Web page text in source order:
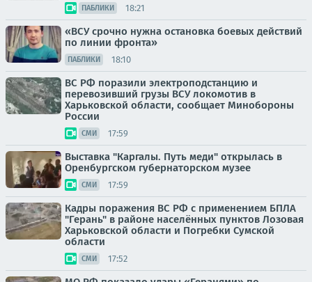
ПАБЛИКИ 18:21
«ВСУ срочно нужна остановка боевых действий
по линии фронта»
ПАБЛИКИ 18:10
ВС РФ поразили электроподстанцию и
перевозивший грузы ВСУ локомотив в
Харьковской области, сообщает Минобороны
России
СМИ 17:59
Выставка "Каргалы. Путь меди" открылась в
Оренбургском губернаторском музее
СМИ 17:59
Кадры поражения ВС РФ с применением БПЛА
"Герань" в районе населённых пунктов Лозовая
Харьковской области и Погребки Сумской
области
СМИ 17:52